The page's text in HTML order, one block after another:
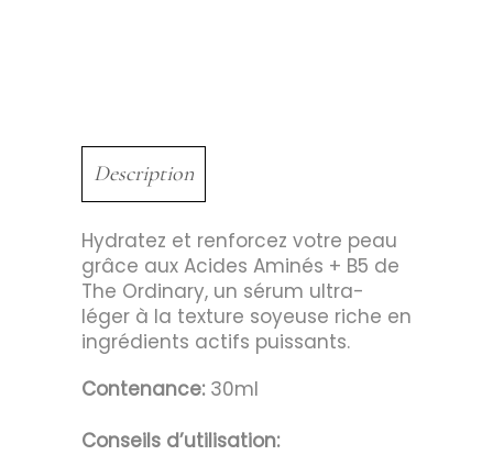
Description
Hydratez et renforcez votre peau
grâce aux Acides Aminés + B5 de
The Ordinary, un sérum ultra-
léger à la texture soyeuse riche en
ingrédients actifs puissants.
Contenance:30ml
Conseils d’utilisation: